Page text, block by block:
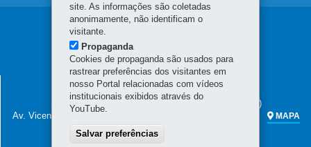
Navegação
principal
SECRETARIA DA FAZENDA
Sede administrativa (não há atendimento ao público)
Av. Vicente Machado, 445 - Centro
MAPA
Atendimento telefônico das 7h às 19h
site. As informações são coletadas
anonimamente, não identificam o
visitante.
Propaganda
Cookies de propaganda são usados para
rastrear preferências dos visitantes em
nosso Portal relacionadas com vídeos
institucionais exibidos através do
YouTube.
Salvar preferências